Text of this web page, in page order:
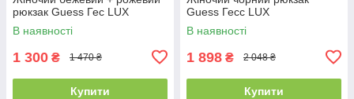
рюкзак Guess Гес LUX
В наявності
1 300 ₴ 1 470 ₴
Купити
Guess Гесс LUX
В наявності
1 898 ₴ 2 048 ₴
Купити